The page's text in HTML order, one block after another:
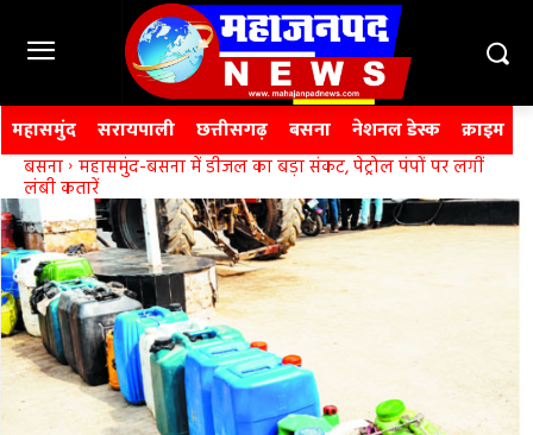
महासमुंद सरायपाली छत्तीसगढ़ बसना नेशनल डेस्क क्राइम
बसना महासमुंद-बसना में डीजल का बड़ा संकट, पेट्रोल पंपों पर लगीं
लंबी कतारें